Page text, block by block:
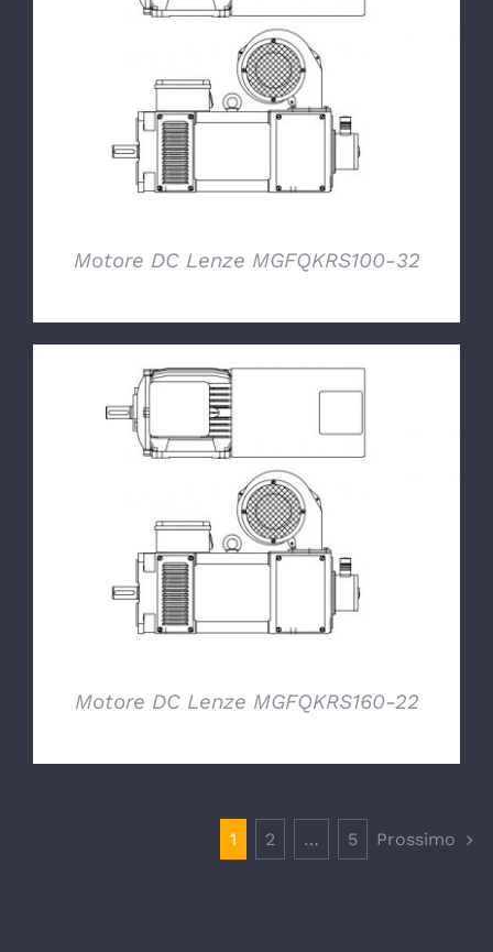
DETTAGLI
Motore DC Lenze MGFQKRS100-32
DETTAGLI
Motore DC Lenze MGFQKRS160-22
1 2 … 5 Prossimo